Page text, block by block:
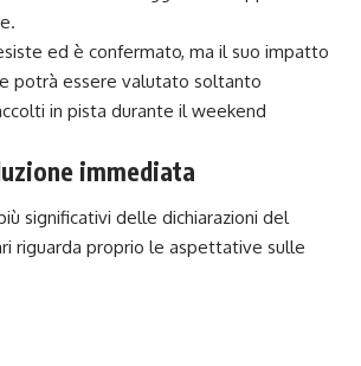
ed è confermato, ma il suo impatto
potrà essere valutato soltanto
in pista durante il weekend
immediata
significativi delle dichiarazioni del
riguarda proprio le aspettative sulle